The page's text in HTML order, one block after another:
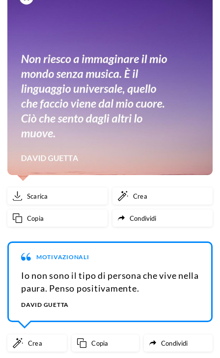
Scarica Crea
Copia Condividi
MOTIVAZIONALI
Io non sono il tipo di persona che vive nella
paura. Penso positivamente.
DAVID GUETTA
Crea Copia Condividi